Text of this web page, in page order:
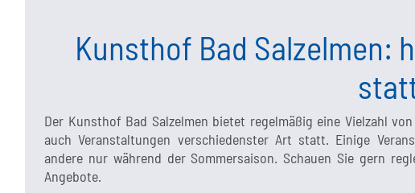
Kunsthof Bad Salzelmen:
Der Kunsthof Bad Salzelmen bietet regelmäßig eine Vielzahl
auch Veranstaltungen verschiedenster Art statt. Einige
andere nur während der Sommersaison. Schauen Sie gern
Angebote.